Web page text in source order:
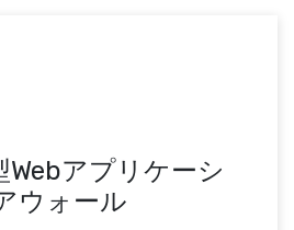
Webアプリケーシ
ウォール